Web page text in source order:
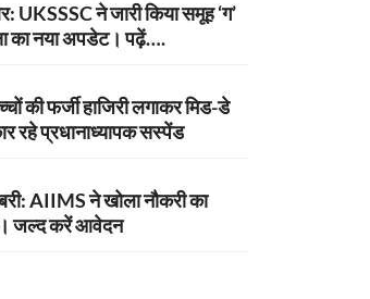
UKSSSC ने जारी किया समूह ‘ग’
का नया अपडेट। पढ़ें….
की फर्जी हाजिरी लगाकर मिड-डे
रहे प्रधानाध्यापक सस्पेंड
AIIMS ने खोला नौकरी का
जल्द करें आवेदन